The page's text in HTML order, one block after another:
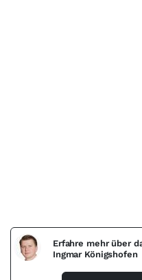
Erfahre mehr über
Ingmar Königshofen